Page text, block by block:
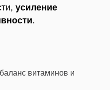
усиление
.
витаминов и